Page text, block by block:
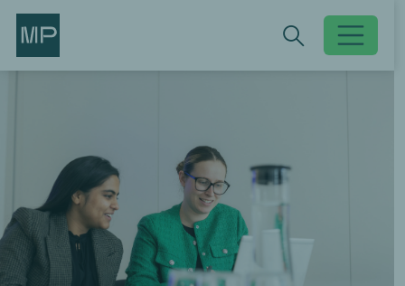
Toggle
Search Search